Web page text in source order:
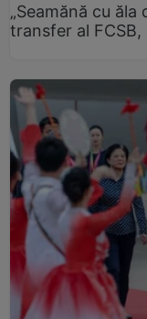
„Seamănă cu ăla
transfer al